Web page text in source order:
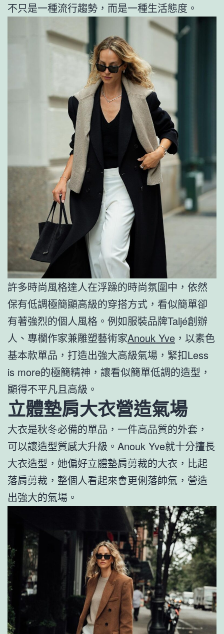
不只是一種流行趨勢，而是一種生活態度。
許多時尚風格達人在浮躁的時尚氛圍中，依然
保有低調極簡顯高級的穿搭方式，看似簡單卻
有著強烈的個人風格。例如服裝品牌Taljé創辦
人、專欄作家兼雕塑藝術家Anouk Yve ，以素色
基本款單品，打造出強大高級氣場，緊扣Less
is more的極簡精神，讓看似簡單低調的造型，
顯得不平凡且高級。
立體墊肩大衣營造氣場
大衣是秋冬必備的單品，一件高品質的外套，
可以讓造型質感大升級。Anouk Yve就十分擅長
大衣造型，她偏好立體墊肩剪裁的大衣，比起
落肩剪裁，整個人看起來會更俐落帥氣，營造
出強大的氣場。